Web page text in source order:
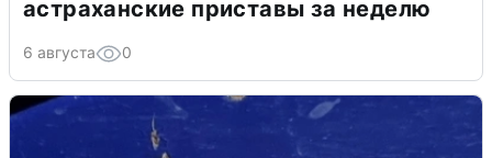
астраханские приставы за неделю
6 августа 0